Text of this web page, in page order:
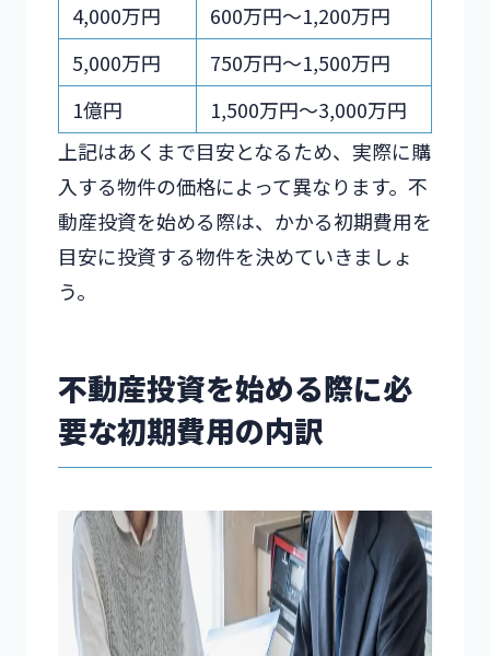
4,000万円
600万円～1,200万円
5,000万円
750万円～1,500万円
1億円
1,500万円～3,000万円
上記はあくまで目安となるため、実際に購
入する物件の価格によって異なります。不
動産投資を始める際は、かかる初期費用を
目安に投資する物件を決めていきましょ
う。
不動産投資を始める際に必
要な初期費用の内訳